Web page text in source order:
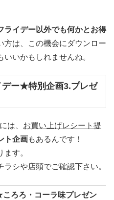
ライデー以外でも何かとお得
方は、この機会にダウンロー
いいかもしれませんね。
デー★特別企画3.プレゼ
には、 お買い上げレシート提
ト企画もあるんです！
す。
シや店頭でご確認下さい。
ろろ・コーラ味プレゼン